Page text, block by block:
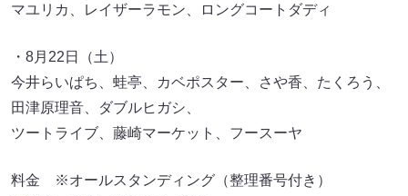
マユリカ、レイザーラモン、ロングコートダディ
・8月22日（土）
今井らいぱち、蛙亭、カベポスター、さや香、たくろう、
田津原理音、ダブルヒガシ、
ツートライブ、藤崎マーケット、フースーヤ
料金 ※オールスタンディング（整理番号付き）